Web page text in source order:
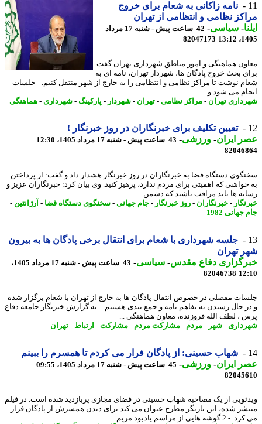
نامه زاکانی به شعام برای خروج
نظامی و انتظامی از تهران
-سیاسی-
42 ساعت پیش - شنبه 17 مرداد
82047173
هماهنگی و امور مناطق شهرداری تهران گفت:
بحث خروج پادگان ها، شهردار تهران، نامه ای به
نوشت تا مراکز نظامی و انتظامی را به خارج از شهر منتقل کنیم. - جلسات
می شود و ...
تهران- مراکز نظامی-تهران- شهردار-پارکینگ-شهرداری- هماهنگی
تعیین تکلیف برای خبرنگاران در روز خبرنگار !
ایران- ورزشی-43 ساعت پیش - شنبه 17 مرداد 1405، 12:30
دستگاه قضا به خبرنگاران در روز خبرنگار هشدار داد و گفت: از پرداختن
که اهمیتی برای مردم ندارد، پرهیز کنید. وی بیان کرد: خبرنگاران عزیز و
ها باید مراقب باشند که دشمن ...
-خبرنگاران- روز خبرنگار -جام جهانی-سخنگوی دستگاه قضا -آرژانتین -
1982
جلسه شهرداری با شعام برای انتقال برخی پادگان ها به بیرون
تهران
دفاع مقدس-سیاسی-
43 ساعت پیش - شنبه 17 مرداد 1405،
82046738
مفصلی در خصوص انتقال پادگان ها به خارج از تهران با شعام برگزار شده
حال رسیدن به تفاهم نامه و جمع بندی هستیم. - به گزارش خبرنگار جامعه دفاع
، لطف الله فروزنده، معاون هماهنگی ...
- شهر -مردم- مشارکت مردم- مشارکت-ارتباط -تهران
شهاب حسینی: از پادگان فرار می کردم تا همسرم را ببینم
ایران- ورزشی-45 ساعت پیش - شنبه 17 مرداد 1405، 09:55
از یک مصاحبه شهاب حسینی در فضای مجازی پربازدید شده است. در فیلم
شده، این بازیگر مطرح عنوان می کند برای دیدن همسرش از پادگان فرار
هایی از مراسم یادبود مریم ...